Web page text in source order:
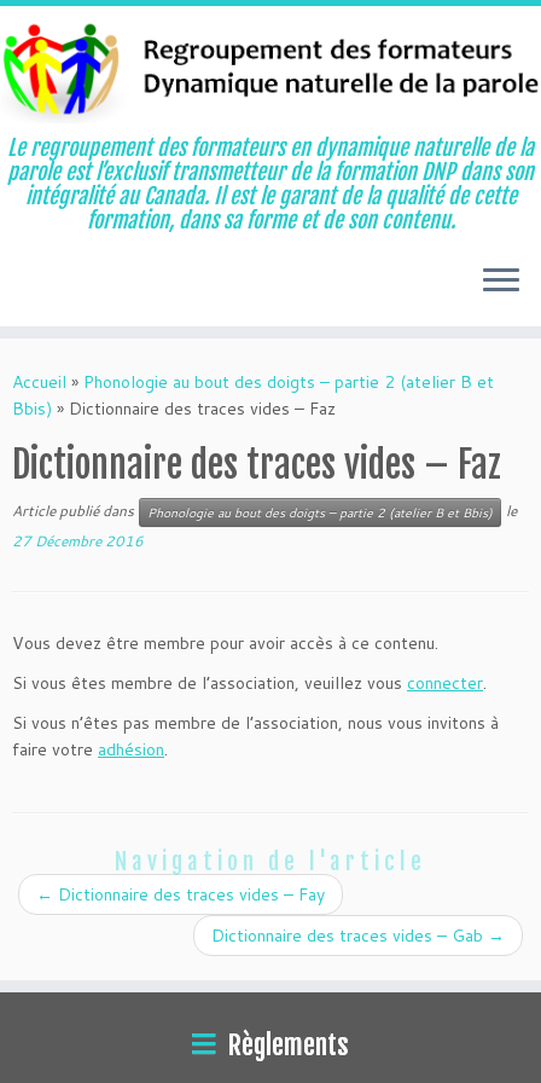
au
contenu
Le regroupement des formateurs en dynamique naturelle de la
parole est l’exclusif transmetteur de la formation DNP dans son
intégralité au Canada. Il est le garant de la qualité de cette
formation, dans sa forme et de son contenu.
Accueil » Phonologie au bout des doigts – partie 2 (atelier B et
Bbis) » Dictionnaire des traces vides – Faz
Dictionnaire des traces vides – Faz
Article publié dans Phonologie au bout des doigts – partie 2 (atelier B et Bbis)
le
27 Décembre 2016
Vous devez être membre pour avoir accès à ce contenu.
Si vous êtes membre de l’association, veuillez vous connecter.
Si vous n’êtes pas membre de l’association, nous vous invitons à
faire votre adhésion.
Navigation de l'article
← Dictionnaire des traces vides – Fay
Dictionnaire des traces vides – Gab →
Règlements